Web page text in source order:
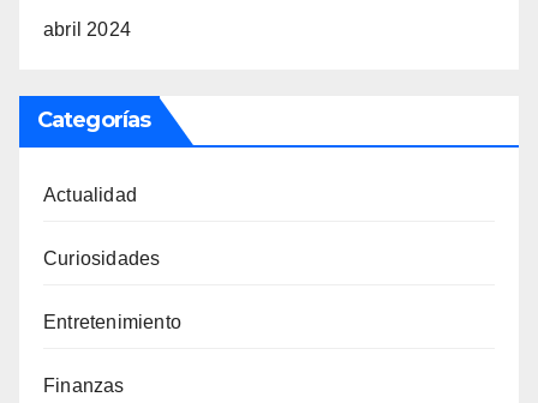
abril 2024
Categorías
Actualidad
Curiosidades
Entretenimiento
Finanzas